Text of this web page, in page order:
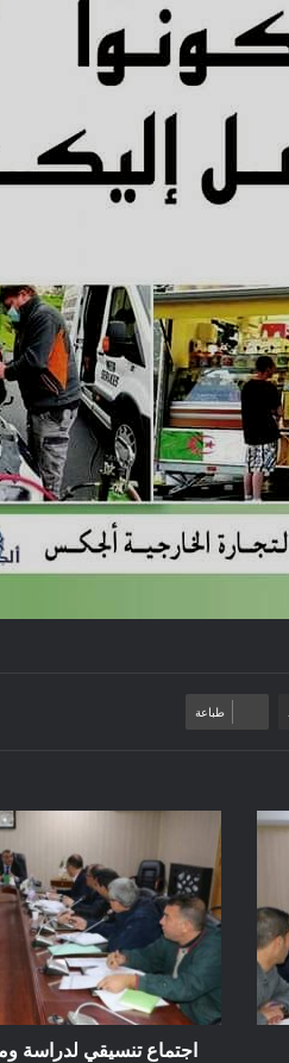
طباعة
تنسيقي
لدراسة
ومتابعة
مدى
تقدم
الإجراءات
الادارية
اجتماع تنسيقي لدراسة